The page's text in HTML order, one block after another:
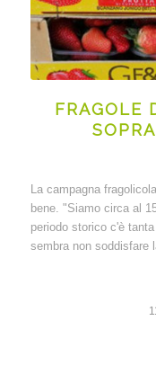
FRAGOLE
La campagna
bene. "Siamo circa al
periodo storico c'è
sembra non soddisfare